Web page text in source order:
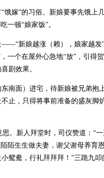
饿嫁”的习俗。新娘要事先饿上
一顿“娘家饭”。
——“新娘越涨（赖），娘家越
一个在屋外心急地“放”，引得
剧效果。
南面）进宅，待新娘被兄弟抱
止，只得将事前准备的盛灰脚
。新人拜堂时，司仪赞道：“
陌生生做夫妻，谢父谢母养育
鸳鸯，行礼拜拜拜！”三跪九